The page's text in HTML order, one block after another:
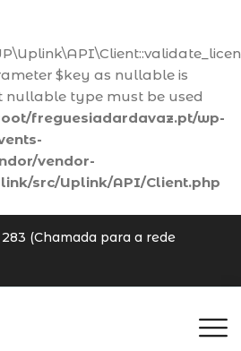
$key as nullable is
nullable type must be used
freguesiadardavaz.pt/wp-
vendor-
src/Uplink/API/Client.php
(Chamada para a rede